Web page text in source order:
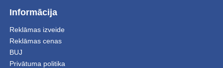
Informācija
Reklāmas izveide
Reklāmas cenas
BUJ
Privātuma politika